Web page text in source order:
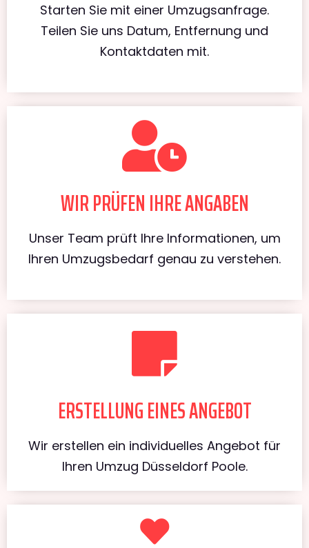
Starten Sie mit einer Umzugsanfrage.
Teilen Sie uns Datum, Entfernung und
Kontaktdaten mit.
WIR PRÜFEN IHRE ANGABEN
Unser Team prüft Ihre Informationen, um
Ihren Umzugsbedarf genau zu verstehen.
ERSTELLUNG EINES ANGEBOT
Wir erstellen ein individuelles Angebot für
Ihren Umzug Düsseldorf Poole.